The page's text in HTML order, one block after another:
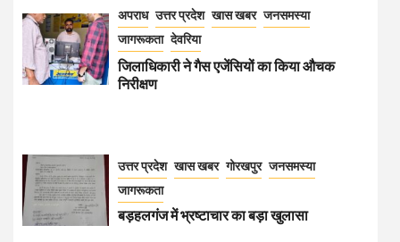
अपराध उत्तर प्रदेश खास खबर जनसमस्या
जागरूकता देवरिया
जिलाधिकारी ने गैस एजेंसियों का किया औचक
निरीक्षण
उत्तर प्रदेश खास खबर गोरखपुर जनसमस्या
जागरूकता
बड़हलगंज में भ्रष्टाचार का बड़ा खुलासा